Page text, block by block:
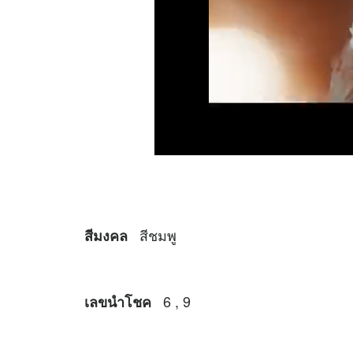
สีมงคล สีชมพู
เลขนำโชค 6 , 9